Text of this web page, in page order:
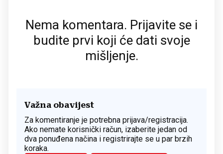
Nema komentara. Prijavite se i
budite prvi koji će dati svoje
mišljenje.
Važna obavijest
Za komentiranje je potrebna prijava/registracija.
Ako nemate korisnički račun, izaberite jedan od
dva ponuđena načina i registrirajte se u par brzih
koraka.